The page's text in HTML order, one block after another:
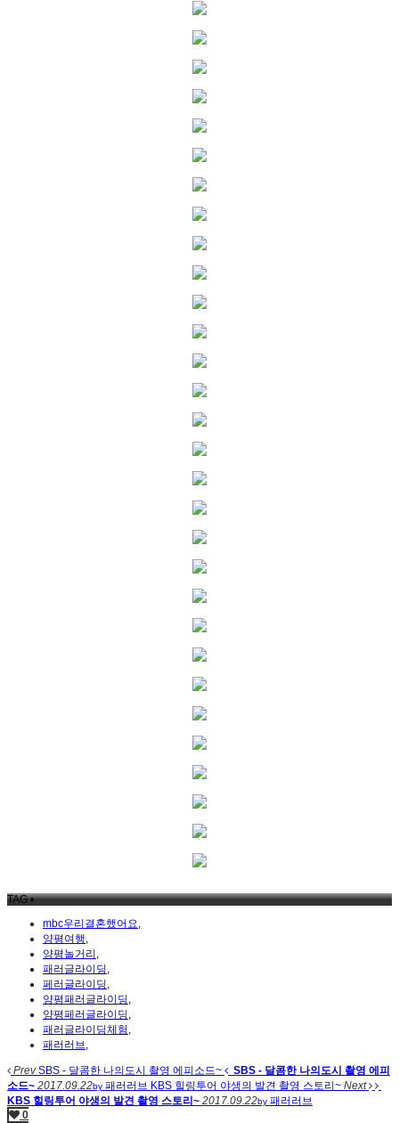
TAG •
mbc우리결혼했어요,
양평여행,
양평놀거리 ,
패러글라이딩,
페러글라이딩,
양평패러글라이딩,
양평페러글라이딩,
패러글라이딩체험 ,
패러러브,
PrevSBS - 달콤한 나의도시 촬영 에피소드~
SBS - 달콤한 나의도시 촬영 에피
소드~ 2017.09.22by 패러러브 KBS 힐링투어 야생의 발견 촬영 스토리~ Next
KBS 힐링투어 야생의 발견 촬영 스토리~ 2017.09.22by 패러러브
0